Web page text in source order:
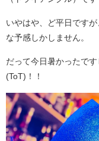
いやはや、ど平日です
な予感しかしません。
だって今日暑かったで
(ToT)！！